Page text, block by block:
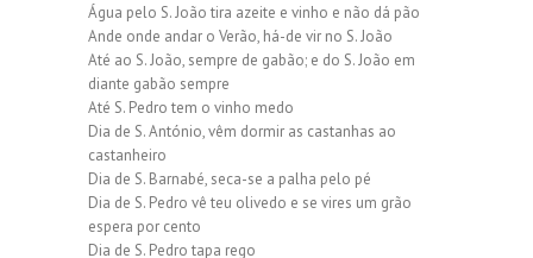
Água pelo S. João tira azeite e vinho e não dá pão
Ande onde andar o Verão, há-de vir no S. João
Até ao S. João, sempre de gabão; e do S. João em
diante gabão sempre
Até S. Pedro tem o vinho medo
Dia de S. António, vêm dormir as castanhas ao
castanheiro
Dia de S. Barnabé, seca-se a palha pelo pé
Dia de S. Pedro vê teu olivedo e se vires um grão
espera por cento
Dia de S. Pedro tapa rego